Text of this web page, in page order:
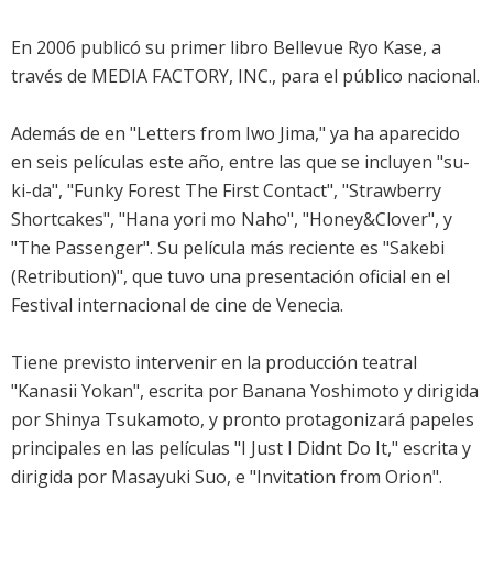
En 2006 publicó su primer libro Bellevue Ryo Kase, a
través de MEDIA FACTORY, INC., para el público nacional.
Además de en "Letters from Iwo Jima," ya ha aparecido
en seis películas este año, entre las que se incluyen "su-
ki-da", "Funky Forest The First Contact", "Strawberry
Shortcakes", "Hana yori mo Naho", "Honey&Clover", y
"The Passenger". Su película más reciente es "Sakebi
(Retribution)", que tuvo una presentación oficial en el
Festival internacional de cine de Venecia.
Tiene previsto intervenir en la producción teatral
"Kanasii Yokan", escrita por Banana Yoshimoto y dirigida
por Shinya Tsukamoto, y pronto protagonizará papeles
principales en las películas "I Just I Didnt Do It," escrita y
dirigida por Masayuki Suo, e "Invitation from Orion".